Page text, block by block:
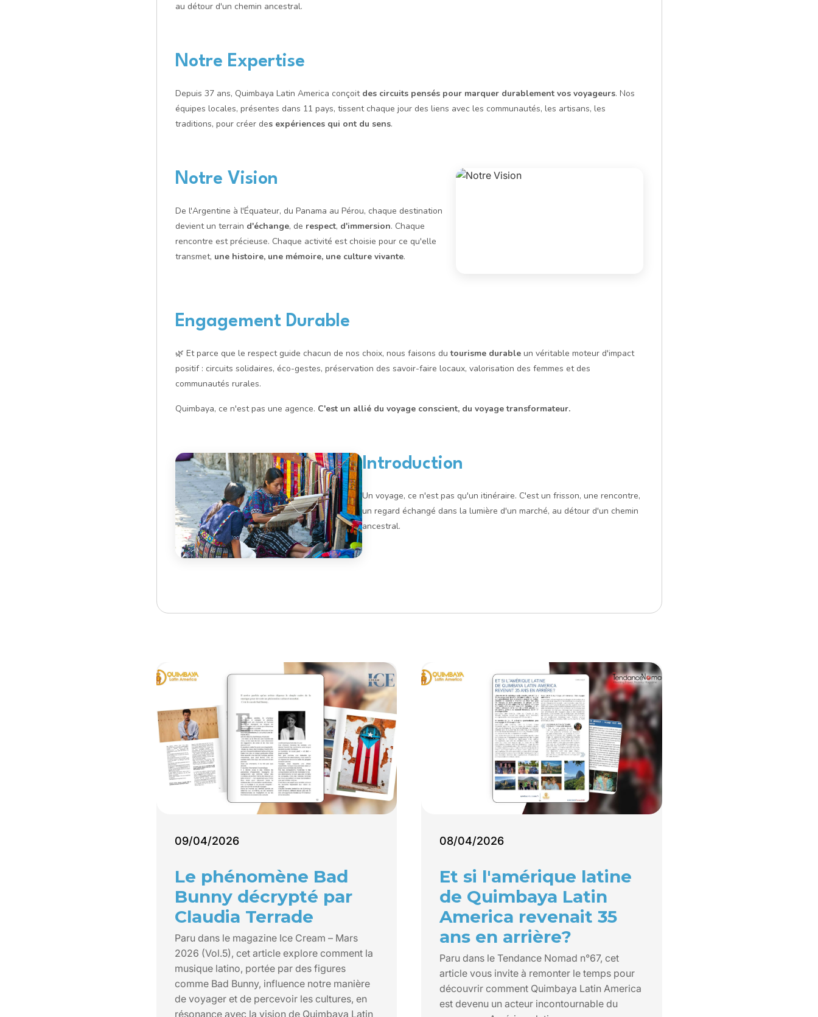
au détour d'un chemin ancestral.
Notre Expertise
Depuis 37 ans, Quimbaya Latin America conçoit des circuits pensés pour marquer durablement vos voyageurs. Nos
équipes locales, présentes dans 11 pays, tissent chaque jour des liens avec les communautés, les artisans, les
traditions, pour créer des expériences qui ont du sens.
Notre Vision
De l'Argentine à l'Équateur, du Panama au Pérou, chaque destination
devient un terrain d'échange, de respect, d'immersion. Chaque
rencontre est précieuse. Chaque activité est choisie pour ce qu'elle
transmet, une histoire, une mémoire, une culture vivante.
Engagement Durable
🌿 Et parce que le respect guide chacun de nos choix, nous faisons dutourisme durableun véritable moteur d'impact
positif : circuits solidaires, éco-gestes, préservation des savoir-faire locaux, valorisation des femmes et des
communautés rurales.
Quimbaya, ce n'est pas une agence. C'est un allié du voyage conscient, du voyage transformateur.
Introduction
Un voyage, ce n'est pas qu'un itinéraire. C'est un frisson, une rencontre,
un regard échangé dans la lumière d'un marché, au détour d'un chemin
ancestral.
09/04/2026
Le phénomène Bad
Bunny décrypté par
Claudia Terrade
Paru dans le magazine Ice Cream – Mars
2026 (Vol.5), cet article explore comment la
musique latino, portée par des figures
comme Bad Bunny, influence notre manière
de voyager et de percevoir les cultures, en
résonance avec la vision de Quimbaya Latin
08/04/2026
Et si l'amérique latine
de Quimbaya Latin
America revenait 35
ans en arrière?
Paru dans le Tendance Nomad n°67, cet
article vous invite à remonter le temps pour
découvrir comment Quimbaya Latin America
est devenu un acteur incontournable du